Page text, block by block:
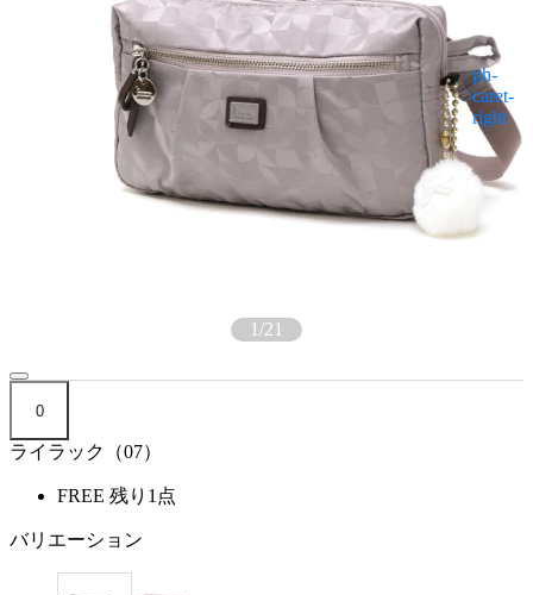
1/21
0
ライラック（07）
FREE 残り1点
バリエーション